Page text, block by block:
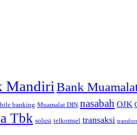
MandiriBank
banking Muamalat DIN nasabah OJK
Tbk solusi telkomsel transaksi